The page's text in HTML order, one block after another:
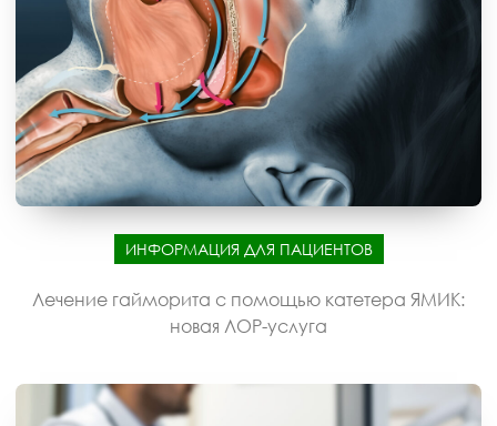
ИНФОРМАЦИЯ ДЛЯ ПАЦИЕНТОВ
Лечение гайморита с помощью катетера ЯМИК:
новая ЛОР-услуга